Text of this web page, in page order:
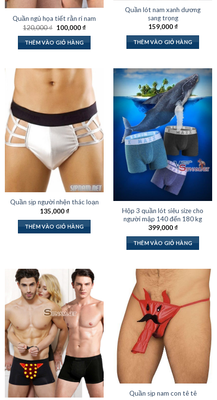
Quần ngủ họa tiết rằn ri nam
120,000₫ Giá
là:
120,000 ₫.
100,000₫Giá
100,000 ₫.
THÊM VÀO GIỎ HÀNG
Quần lót nam xanh dương
sang trọng
159,000₫
THÊM VÀO GIỎ HÀNG
Quần sịp người nhện thác loạn
135,000₫
THÊM VÀO GIỎ HÀNG
Hộp 3 quần lót siêu size cho
người mập 140 đến 180 kg
399,000₫
THÊM VÀO GIỎ HÀNG
Quần sịp nam con tê tê